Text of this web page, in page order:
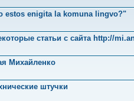
estos enigita la komuna lingvo?"
статьи с сайта http://
Михайленко
штучки